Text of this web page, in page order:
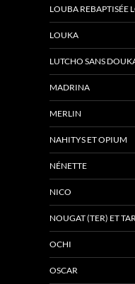
LOUBA REBAPTISÉE
LOUKA
LUTCHO SANS
MADRINA
MERLIN
NAHITYS ET OPIUM
NÉNETTE
NICO
NOUGAT (TER) ET
OCHI
OSCAR